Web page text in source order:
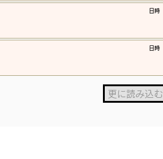
​日時
​日時
更に読み込む